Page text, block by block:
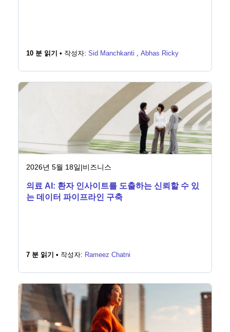
10 분 읽기 • 작성자: Sid Manchkanti , Abhas Ricky
2026년 5월 18일|비즈니스
의료 AI: 환자 인사이트를 도출하는 신뢰할 수 있
는 데이터 파이프라인 구축
7 분 읽기 • 작성자: Rameez Chatni